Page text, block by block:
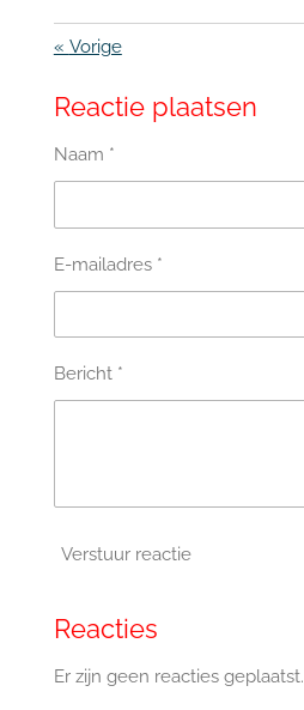
« Vorige
Reactie plaatsen
Naam *
E-mailadres *
Bericht *
Verstuur reactie
Reacties
Er zijn geen reacties geplaatst.